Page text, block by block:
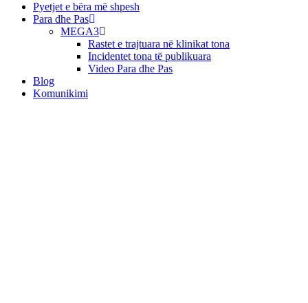
Pyetjet e bëra më shpesh
Para dhe Pas
MEGA3
Rastet e trajtuara në klinikat tona
Incidentet tona të publikuara
Video Para dhe Pas
Blog
Komunikimi